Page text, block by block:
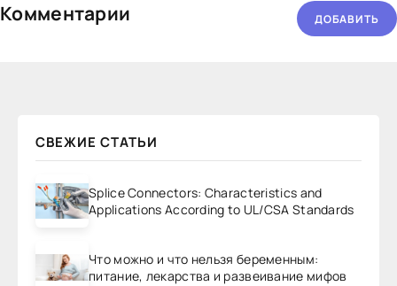
Комментарии ДОБАВИТЬ
СВЕЖИЕ СТАТЬИ
Splice Connectors: Characteristics and
Applications According to UL/CSA Standards
Что можно и что нельзя беременным:
питание, лекарства и развеивание мифов